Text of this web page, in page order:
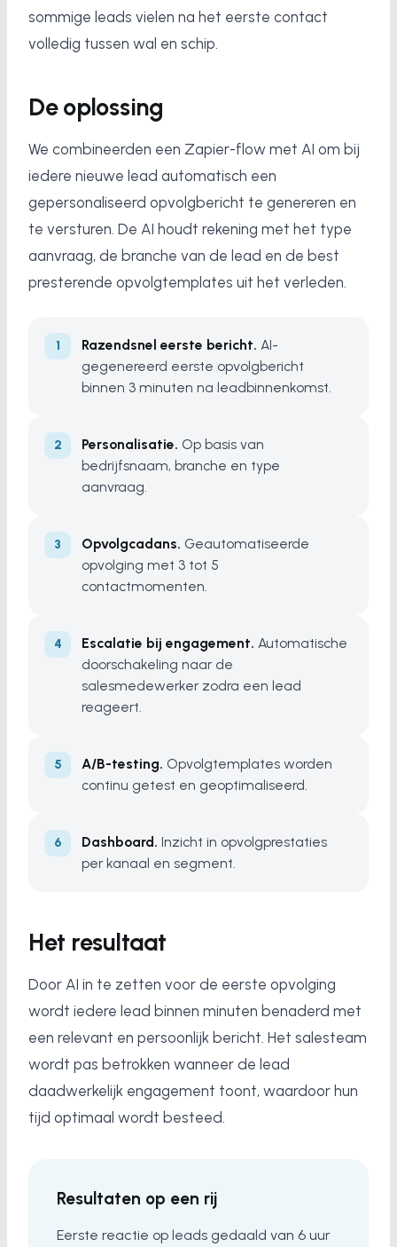
sommige leads vielen na het eerste contact
volledig tussen wal en schip.
De oplossing
We combineerden een Zapier-flow met AI om bij
iedere nieuwe lead automatisch een
gepersonaliseerd opvolgbericht te genereren en
te versturen. De AI houdt rekening met het type
aanvraag, de branche van de lead en de best
presterende opvolgtemplates uit het verleden.
Razendsnel eerste bericht. AI-
gegenereerd eerste opvolgbericht
binnen 3 minuten na leadbinnenkomst.
Personalisatie. Op basis van
bedrijfsnaam, branche en type
aanvraag.
Opvolgcadans. Geautomatiseerde
opvolging met 3 tot 5
contactmomenten.
Escalatie bij engagement. Automatische
doorschakeling naar de
salesmedewerker zodra een lead
reageert.
A/B-testing. Opvolgtemplates worden
continu getest en geoptimaliseerd.
Dashboard. Inzicht in opvolgprestaties
per kanaal en segment.
Het resultaat
Door AI in te zetten voor de eerste opvolging
wordt iedere lead binnen minuten benaderd met
een relevant en persoonlijk bericht. Het salesteam
wordt pas betrokken wanneer de lead
daadwerkelijk engagement toont, waardoor hun
tijd optimaal wordt besteed.
Resultaten op een rij
Eerste reactie op leads gedaald van 6 uur